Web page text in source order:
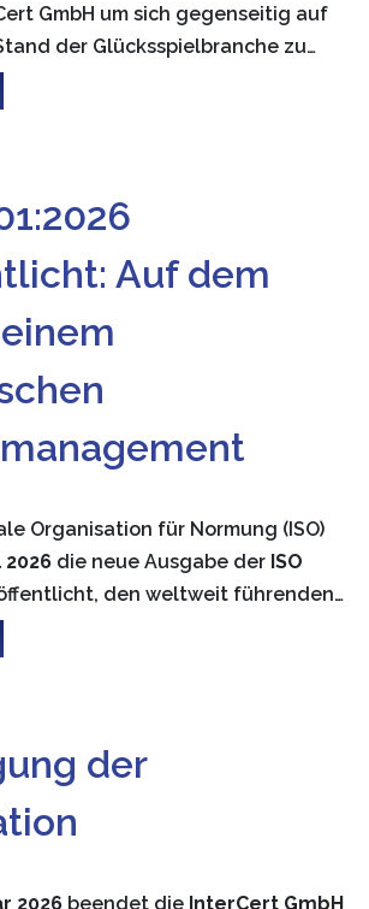
GmbH um sich gegenseitig auf
der Glücksspielbranche zu…
Auf dem
Organisation für Normung (ISO)
2026 die neue Ausgabe der ISO
den weltweit führenden…
der
2026 beendet die InterCert GmbH